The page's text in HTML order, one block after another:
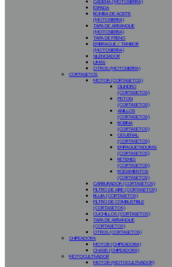
CADENA (MOTOSIERRA)
ESPADA
BOMBA DE ACEITE
(MOTOSIERRA)
TAPA DE ARRANQUE
(MOTOSIERRA)
TAPA DE FRENO
EMBRAGUE / TAMBOR
(MOTOSIERRA)
SILENCIADOR
LIMAS
OTROS (MOTOSIERRA)
CORTASETOS
MOTOR (CORTASETOS)
CILINDRO
(CORTASETOS)
PISTON
(CORTASETOS)
ANILLOS
(CORTASETOS)
BOBINA
(CORTASETOS)
CIGUEÑAL
(CORTASETOS)
EMPAQUETADURAS
(CORTASETOS)
RETENES
(CORTASETOS)
RODAMIENTOS
(CORTASETOS)
CARBURADOR (CORTASETOS)
FILTRO DE AIRE (CORTASETOS)
BUJIA (CORTASETOS)
FILTRO DE COMBUSTIBLE
(CORTASETOS)
CUCHILLOS (CORTASETOS)
TAPA DE ARRANQUE
(CORTASETOS)
OTROS (CORTASETOS)
CHIPEADORA
MOTOR (CHIPEADORA)
CHASIS (CHIPEADORA)
MOTOCULTIVADOR
MOTOR (MOTOCULTIVADOR)